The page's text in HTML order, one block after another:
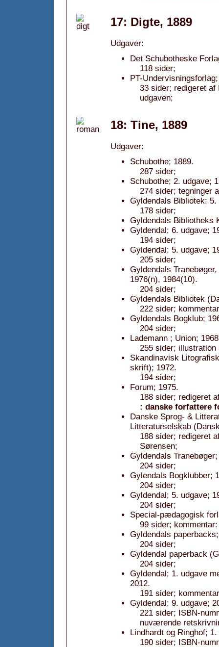
17: Digte, 1889
Udgaver:
Det Schubotheske
118 sider;
PT-
33 sider; redigeret af
udgaven;
18: Tine, 1889
Udgaver:
Schubothe; 1889.
287 sider;
Schubothe; 2. udgave;
274 sider; tegninger
Gyldendals Bibliotek; 5.
178 sider;
Gyldendals Bibliotheks
Gyldendal; 6. udgave;
194 sider;
Gyldendal; 5. udgave;
205 sider;
Gyldendals
1976(n), 1984(10).
204 sider;
Gyldendals Bibliotek
222 sider;
Gyldendals Bogklub;
204 sider;
Lademann ; Union;
255 sider; illustration
Skandinavisk
skrift); 1972.
194 sider;
Forum; 1975.
188 sider; redigeret
: danske forfattere
Danske Sprog- &
Litteraturselskab
188 sider; redigeret
Sørensen;
Gyldendals
204 sider;
Gylendals Bogklubber;
204 sider;
Gyldendal; 5. udgave;
204 sider;
Special-pædagogisk
99 sider;
Gyldendals
204 sider;
Gyldendal paperback
204 sider;
Gyldendal; 1. udgave
2012.
191 sider;
Gyldendal; 9. udgave;
221 sider; ISBN-
nuværende
Lindhardt og Ringhof;
190 sider; ISBN-